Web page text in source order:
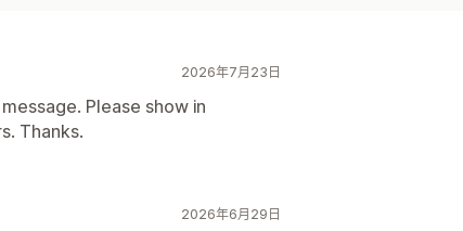
2026年7月23日
Please show in
Thanks.
2026年6月29日